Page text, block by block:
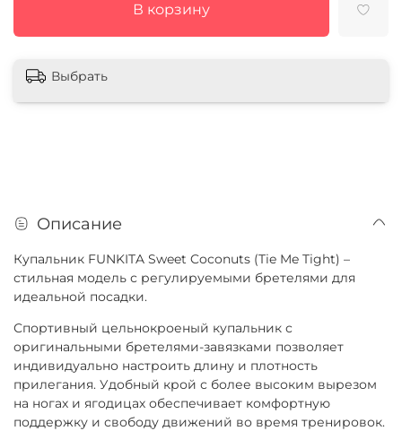
В корзину
Выбрать
Описание
Купальник FUNKITA Sweet Coconuts (Tie Me Tight) –
стильная модель с регулируемыми бретелями для
идеальной посадки.
Спортивный цельнокроеный купальник с
оригинальными бретелями-завязками позволяет
индивидуально настроить длину и плотность
прилегания. Удобный крой с более высоким вырезом
на ногах и ягодицах обеспечивает комфортную
поддержку и свободу движений во время тренировок.